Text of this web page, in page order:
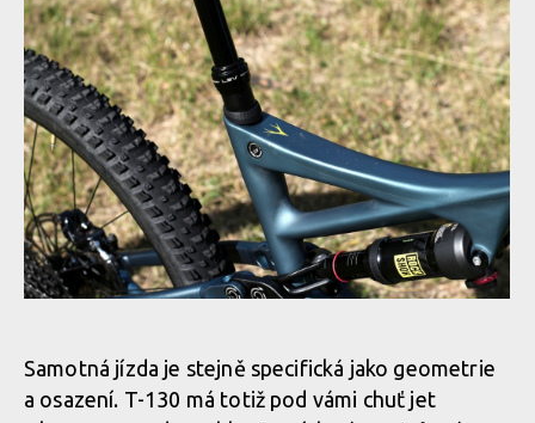
Test: Whyte T130 - trailbike, co si jede ve vlastní kategorii
Test: Whyte T130 - trailbike, co si jede ve vlastní kategorii
Test: Whyte T130 - trailbike, co si jede ve vlastní kategorii
Test: Whyte T130 - trailbike, co si jede ve vlastní kategorii
Samotná jízda je stejně specifická jako geometrie
a osazení. T-130 má totiž pod vámi chuť jet